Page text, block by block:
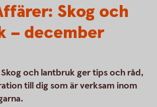
Skog och
– december
och lantbruk ger tips och råd,
till dig som är verksam inom